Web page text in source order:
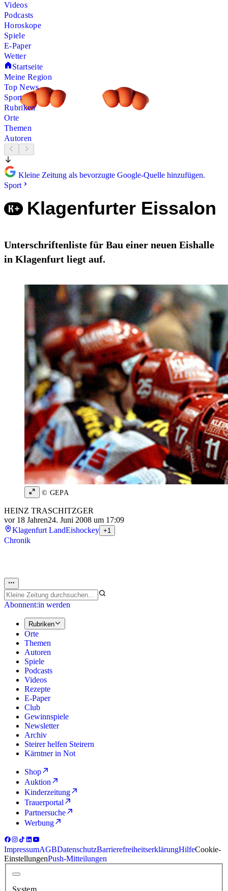
Videos
Podcasts
Horoskope
Spiele
E-Paper
Wetter
Startseite
Meine Region
Top News
Sport
Rubriken
Orte
Themen
Autoren
Kleine Zeitung als bevorzugte Google-Quelle hinzufügen.
Sport
Klagenfurter Eissalon
Unterschriftenliste für Bau einer neuen Eishalle
in Klagenfurt liegt auf.
© GEPA
HEINZ TRASCHITZGER
vor 18 Jahren24. Juni 2008 um 17:09
Klagenfurt LandEishockey +1
Chronik
Abonnent:in werden
Rubriken
Orte
Themen
Autoren
Spiele
Podcasts
Videos
Rezepte
E-Paper
Club
Gewinnspiele
Newsletter
Archiv
Steirer helfen Steirern
Kärntner in Not
Shop
Auktion
Kinderzeitung
Trauerportal
Partnersuche
Werbung
ImpressumAGBDatenschutzBarrierefreiheitserklärungHilfeCookie-
EinstellungenPush-Mitteilungen